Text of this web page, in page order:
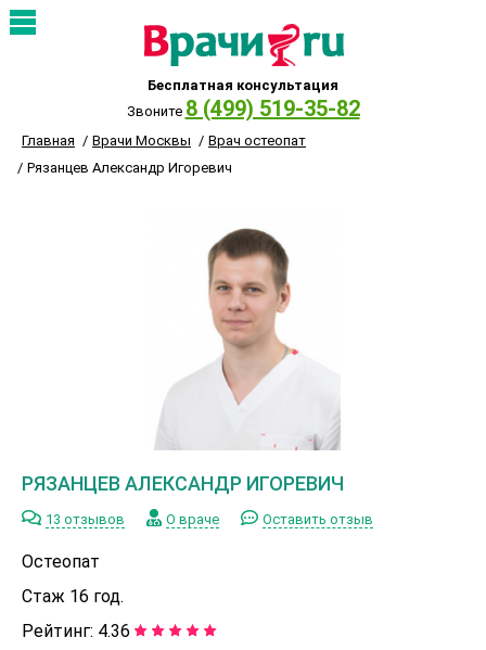
Бесплатная консультация
Звоните 8 (499) 519-35-82
Главная Врачи Москвы
Врач остеопат
Рязанцев Александр Игоревич
РЯЗАНЦЕВ АЛЕКСАНДР ИГОРЕВИЧ
13 отзывов О враче Оставить отзыв
Остеопат
Стаж 16 год.
Рейтинг: 4.36